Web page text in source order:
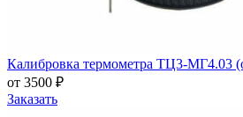
Калибровка термометра ТЦ3-МГ4.03
от 3500 ₽
Заказать